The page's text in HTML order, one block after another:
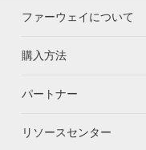
ファーウェイについて
購入方法
パートナー
リソースセンター